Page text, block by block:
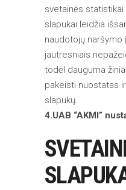
svetainės
slapukai leidžia
naudotojų naršymo
jautresniais
todėl dauguma
pakeisti nuostatas
slapukų.
4.UAB “AKMI”